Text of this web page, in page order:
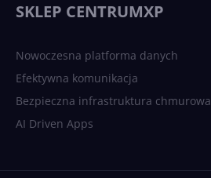
SKLEP CENTRUMXP
Nowoczesna platforma danych
Efektywna komunikacja
Bezpieczna infrastruktura chmurowa
AI Driven Apps